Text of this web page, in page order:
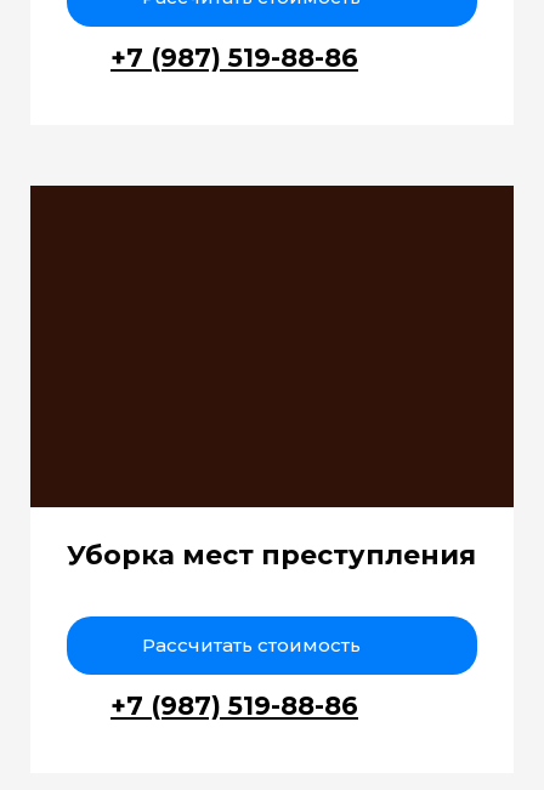
+7 (987) 519-88-86
Уборка мест преступления
Рассчитать стоимость
+7 (987) 519-88-86